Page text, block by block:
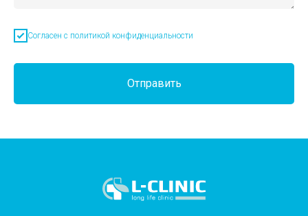
Согласен с политикой конфиденциальности
Отправить